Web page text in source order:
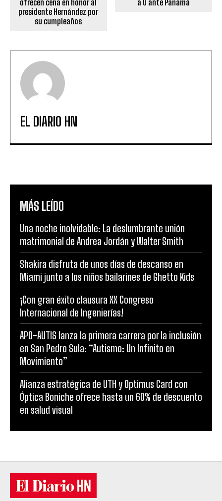
ofrecen cena en honor al
presidente Hernández por
su cumpleaños
a 0 ante Panamá
EL DIARIO HN
MÁS LEÍDO
Una noche inolvidable: La deslumbrante unión
matrimonial de Andrea Jordán y Walter Smith
Shakira disfruta de unos días de descanso en
Miami junto a los niños bailarines de Ghetto Kids
¡Con gran éxito clausura XX Congreso
Internacional de Ingenierías!
APO-AUTIS lanza la primera carrera por la inclusión
en San Pedro Sula: “Autismo: Un Infinito en
Movimiento”
Alianza estratégica de UTH y Optimus Card con
Óptica Boniche ofrece hasta un 60% de descuento
en salud visual